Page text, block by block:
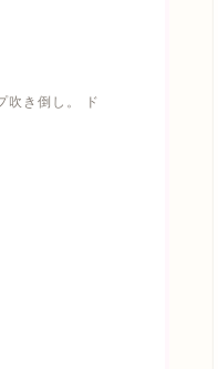
吹き倒し。 ド